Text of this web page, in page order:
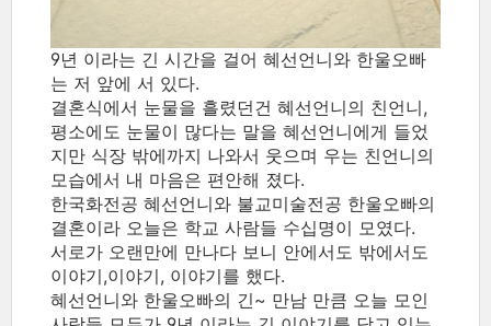
9년 이라는 긴 시간을 걸어 혜선언니와 한울오빠
는 저 앞에 서 있다.
결혼식에서 눈물을 흘렸던건 혜선언니의 친언니,
평소에도 눈물이 많다는 말을 혜선언니에게 들었
지만 식장 밖에까지 나와서 웃으며 우는 친언니의
모습에서 내 마음은 편안해 졌다.
한국화전공 혜선언니와 불교미술전공 한울오빠의
결혼이라 오늘은 학교 사람들 수십명이 모였다.
서로가 오랜만에 만나다 보니 안에서도 밖에서도
이야기,이야기, 이야기를 했다.
혜선언니와 한울오빠의 긴~ 만남 만큼 오늘 모인